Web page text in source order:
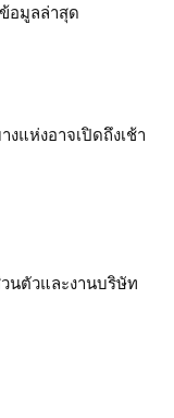
อมูลล่าสุด
แห่งอาจเปิดถึงเช้า
นตัวและงานบริษัท